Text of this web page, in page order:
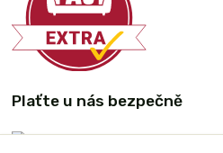
Plaťte u nás bezpečně